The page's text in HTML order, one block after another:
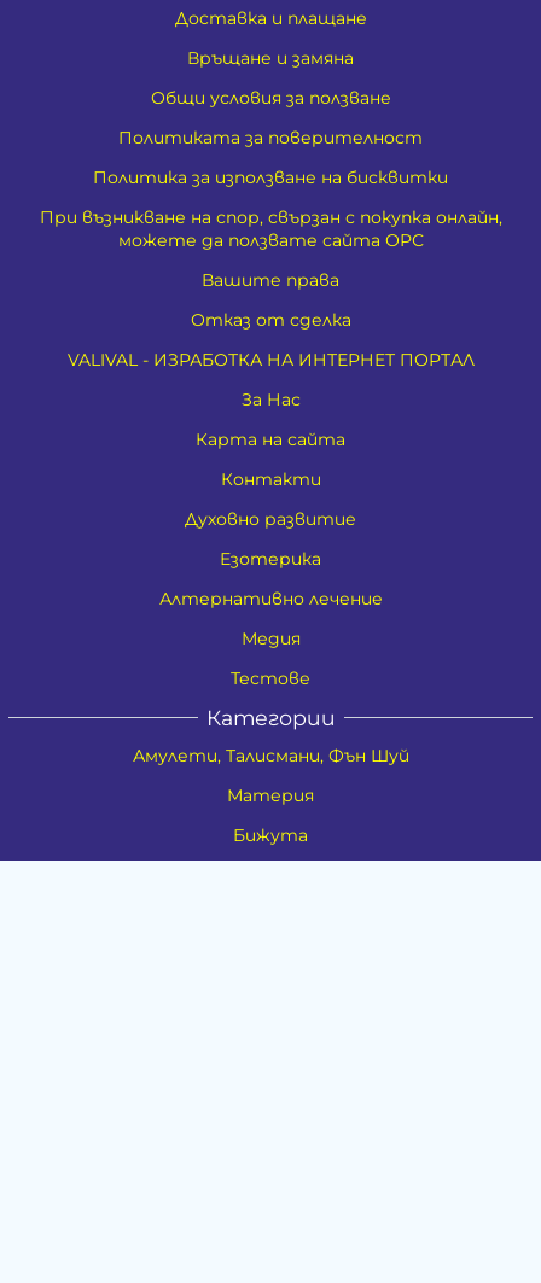
Доставка и плащане
Връщане и замяна
Общи условия за ползване
Политиката за поверителност
Политика за използване на бисквитки
При възникване на спор, свързан с покупка онлайн,
можете да ползвате сайта ОРС
Вашите права
Отказ от сделка
VALIVAL - ИЗРАБОТКА НА ИНТЕРНЕТ ПОРТАЛ
За Нас
Карта на сайта
Контакти
Духовно развитие
Езотерика
Алтернативно лечение
Медия
Тестове
Категории
Амулети, Талисмани, Фън Шуй
Материя
Бижута